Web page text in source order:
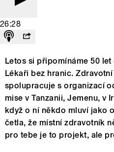
26:28
Letos si připomínáme 50
Lékaři bez hranic.
spolupracuje s organizací
mise v Tanzanii, Jemenu, v
když o ní někdo mluví jako
četla, že místní zdravotník
pro tebe je to projekt, ale